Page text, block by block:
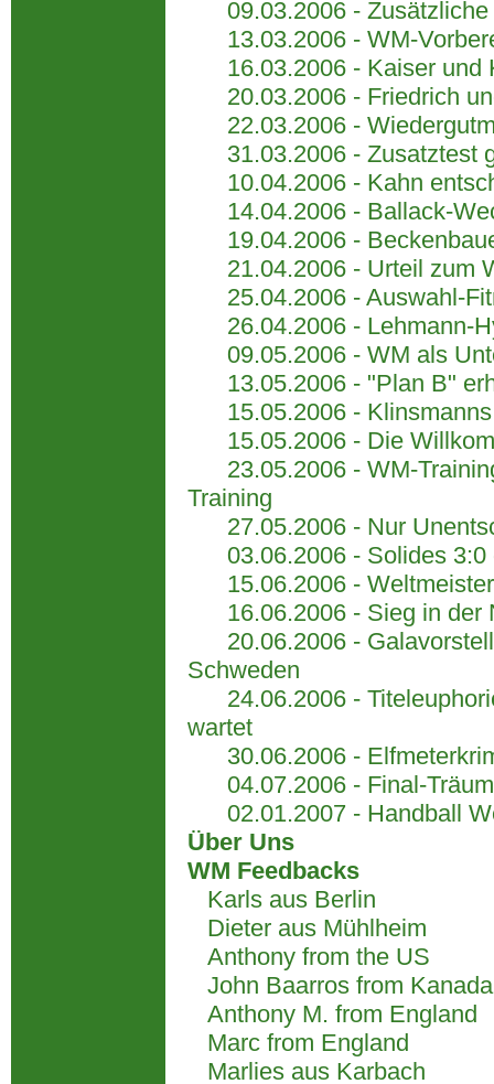
09.03.2006 - Zusätzliche
13.03.2006 - WM-
16.03.2006 - Kaiser und
20.03.2006 - Friedrich
22.03.2006 -
31.03.2006 - Zusatztest
10.04.2006 - Kahn
14.04.2006 - Ballack-
19.04.2006 -
21.04.2006 - Urteil zum
25.04.2006 - Auswahl-
26.04.2006 - Lehmann-
09.05.2006 - WM als
13.05.2006 - "Plan B"
15.05.2006 - Klinsmanns
15.05.2006 - Die
23.05.2006 - WM-
Training
27.05.2006 - Nur
03.06.2006 - Solides 3:0
15.06.2006 - Weltmeister
16.06.2006 - Sieg in der
20.06.2006 -
Schweden
24.06.2006 -
wartet
30.06.2006 -
04.07.2006 - Final-
02.01.2007 - Handball
Über Uns
WM Feedbacks
Karls aus Berlin
Dieter aus Mühlheim
Anthony from the US
John Baarros from Kanada
Anthony M. from England
Marc from England
Marlies aus Karbach